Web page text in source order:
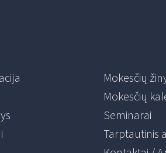
Mokesčių
Mokesčių
Seminarai
Tarptautinis